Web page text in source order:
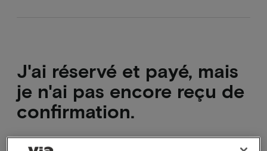
J'ai réservé et payé, mais
je n'ai pas encore reçu de
confirmation.
L'un des 4 éléments ci-dessous est probablement la